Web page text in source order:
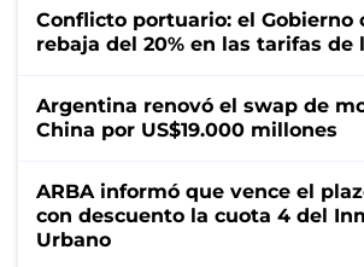
Conflicto portuario: el Gobierno
rebaja del 20% en las tarifas de
Argentina renovó el swap de
China por US$19.000 millones
ARBA informó que vence el
con descuento la cuota 4 del
Urbano